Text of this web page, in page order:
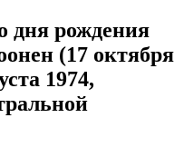
дня рождения
(17 октября
1974,